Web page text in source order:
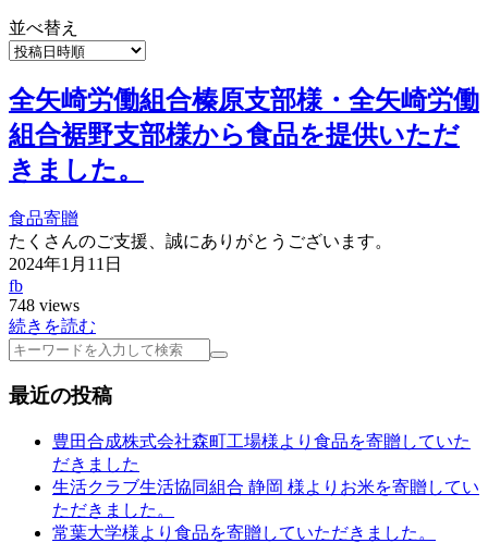
並べ替え
全矢崎労働組合榛原支部様・全矢崎労働
組合裾野支部様から食品を提供いただ
きました。
食品寄贈
たくさんのご支援、誠にありがとうございます。
2024年1月11日
fb
748 views
続きを読む
検
最近の投稿
豊田合成株式会社森町工場様より食品を寄贈していた
だきました
生活クラブ生活協同組合 静岡 様よりお米を寄贈してい
ただきました。
常葉大学様より食品を寄贈していただきました。